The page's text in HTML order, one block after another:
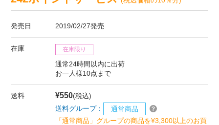
発売日 2019/02/27発売
在庫 在庫限り
通常24時間以内に出荷
お一人様10点まで
送料 ¥550(税込)
送料グループ：
通常商品
「通常商品」グループの商品を¥3,300以上のお買